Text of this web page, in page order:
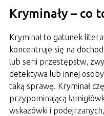
Kryminały – co
Kryminał to gatunek
koncentruje się na
lub serii przestępstw,
detektywa lub innej
taką sprawę. Kryminał
przypominającą
wskazówki i